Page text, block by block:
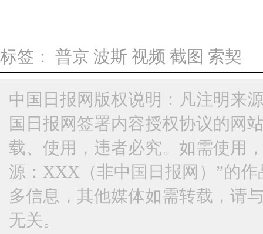
标签： 普京 波斯 视频 截图 索契
中国日报网版权说明：凡注明来
国日报网签署内容授权协议的网
载、使用，违者必究。如需使用
源：XXX（非中国日报网）”的
多信息，其他媒体如需转载，请
无关。